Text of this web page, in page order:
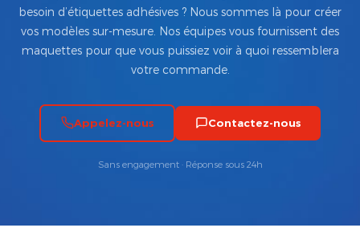
besoin d’étiquettes adhésives ? Nous sommes là pour créer
vos modèles sur-mesure. Nos équipes vous fournissent des
maquettes pour que vous puissiez voir à quoi ressemblera
votre commande.
Appelez-nous Contactez-nous
Sans engagement · Réponse sous 24h